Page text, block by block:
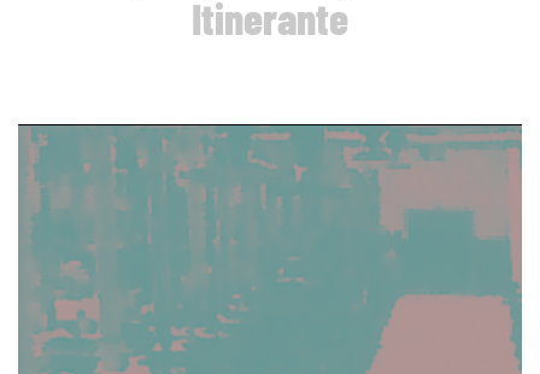
Itinerante
page